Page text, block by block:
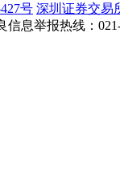
号 深圳证券交易
信息举报热线：